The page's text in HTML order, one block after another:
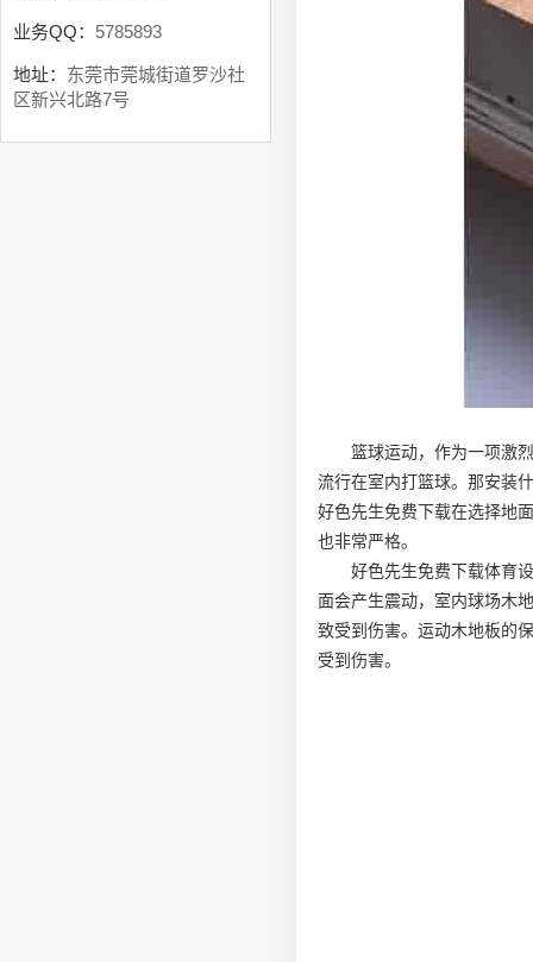
业务QQ： 5785893
地址： 东莞市莞城街道罗沙社
区新兴北路7号
篮球运动，作为一项激
流行在室内打篮球。那安装
好色先生免费下载在选择地
也非常严格。
好色先生免费下载体育
面会产生震动，室内球场木
致受到伤害。运动木地板的
受到伤害。